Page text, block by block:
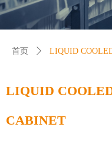
首页 ꄲ LIQUID
LIQUID
CABINET